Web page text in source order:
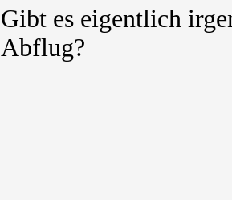
Gibt es eigentlich
Abflug?